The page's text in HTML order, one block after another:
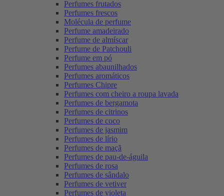
Perfumes frutados
Perfumes frescos
Molécula de perfume
Perfume amadeirado
Perfume de almíscar
Perfume de Patchouli
Perfume em pó
Perfumes abaunilhados
Perfumes aromáticos
Perfumes Chipre
Perfumes com cheiro a roupa lavada
Perfumes de bergamota
Perfumes de citrinos
Perfumes de coco
Perfumes de jasmim
Perfumes de lírio
Perfumes de maçã
Perfumes de pau-de-águila
Perfumes de rosa
Perfumes de sândalo
Perfumes de vetiver
Perfumes de violeta